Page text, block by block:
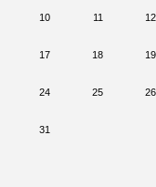
10 11 12
17 18 19
24 25 26
31